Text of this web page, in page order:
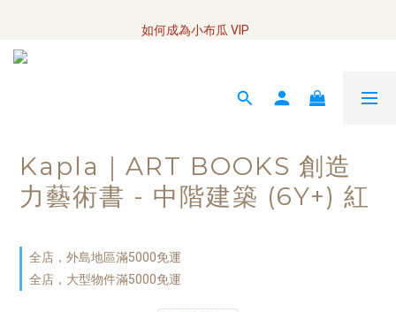
Kapla｜ART BOOKS 創造
力藝術書 - 中階建築 (6Y+) 紅
全店，外島地區滿5000免運
全店，大型物件滿5000免運